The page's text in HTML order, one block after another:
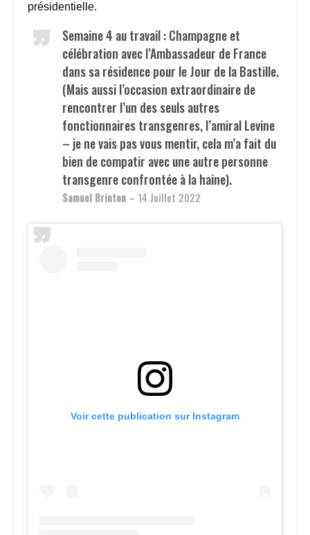
présidentielle.
Semaine 4 au travail : Champagne et
célébration avec l’Ambassadeur de France
dans sa résidence pour le Jour de la Bastille.
(Mais aussi l’occasion extraordinaire de
rencontrer l’un des seuls autres
fonctionnaires transgenres, l’amiral Levine
– je ne vais pas vous mentir, cela m’a fait du
bien de compatir avec une autre personne
transgenre confrontée à la haine).
Samuel Brinton – 14 Juillet 2022
Voir cette publication sur Instagram